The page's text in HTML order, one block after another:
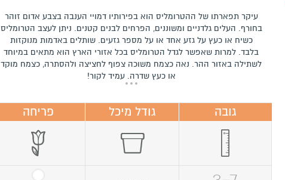
עיקר תפארתו של ההטרומליס הוא בפירותיו דמויי הענבה בצבע אדום זוהר
בחורף. העלים גלדניים ומשוננים, הפרחים לבנים קטנים. ניתן לעצב הטרומליס
כשיח או כעץ על גזע אחד או על מספר גזעים. שותלים באדמות מנוקזות
בלבד. למרות שאפשר לגדל הטרומליס בכל אזורי הארץ הוא מתאים במיוחד
לשתילה באזור ההר. נאה כצמח משוכה צפוף לחציצה ולהסתרה, כצמח מוקד
או כעץ שדרה. עמיד לקור!
גובה גודל מיכל פריחה